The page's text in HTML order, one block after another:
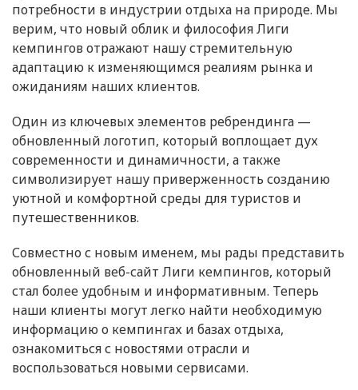
потребности в индустрии отдыха на природе. Мы
верим, что новый облик и философия Лиги
кемпингов отражают нашу стремительную
адаптацию к изменяющимся реалиям рынка и
ожиданиям наших клиентов.
Один из ключевых элементов ребрендинга —
обновленный логотип, который воплощает дух
современности и динамичности, а также
символизирует нашу приверженность созданию
уютной и комфортной среды для туристов и
путешественников.
Совместно с новым именем, мы рады представить
обновленный веб-сайт Лиги кемпингов, который
стал более удобным и информативным. Теперь
наши клиенты могут легко найти необходимую
информацию о кемпингах и базах отдыха,
ознакомиться с новостями отрасли и
воспользоваться новыми сервисами.